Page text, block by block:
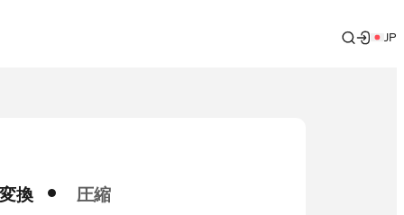
JP
変換 圧縮